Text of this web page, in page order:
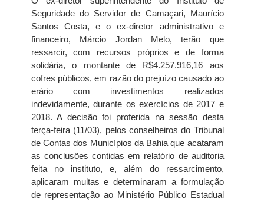
Seguridade do Servidor de Camaçari, Maurício
Santos Costa, e o ex-diretor administrativo e
financeiro, Márcio Jordan Melo, terão que
ressarcir, com recursos próprios e de forma
solidária, o montante de R$4.257.916,16 aos
cofres públicos, em razão do prejuízo causado ao
erário com investimentos realizados
indevidamente, durante os exercícios de 2017 e
2018. A decisão foi proferida na sessão desta
terça-feira (11/03), pelos conselheiros do Tribunal
de Contas dos Municípios da Bahia que acataram
as conclusões contidas em relatório de auditoria
feita no instituto, e, além do ressarcimento,
aplicaram multas e determinaram a formulação
de representação ao Ministério Público Estadual